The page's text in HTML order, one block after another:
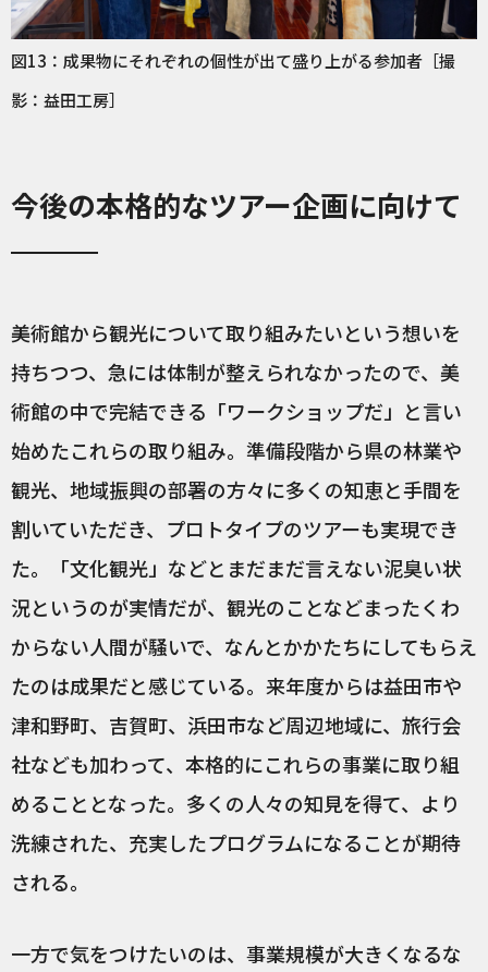
図13：成果物にそれぞれの個性が出て盛り上がる参加者［撮
影：益田工房］
今後の本格的なツアー企画に向けて
美術館から観光について取り組みたいという想いを
持ちつつ、急には体制が整えられなかったので、美
術館の中で完結できる「ワークショップだ」と言い
始めたこれらの取り組み。準備段階から県の林業や
観光、地域振興の部署の方々に多くの知恵と手間を
割いていただき、プロトタイプのツアーも実現でき
た。「文化観光」などとまだまだ言えない泥臭い状
況というのが実情だが、観光のことなどまったくわ
からない人間が騒いで、なんとかかたちにしてもらえ
たのは成果だと感じている。来年度からは益田市や
津和野町、吉賀町、浜田市など周辺地域に、旅行会
社なども加わって、本格的にこれらの事業に取り組
めることとなった。多くの人々の知見を得て、より
洗練された、充実したプログラムになることが期待
される。
一方で気をつけたいのは、事業規模が大きくなるな